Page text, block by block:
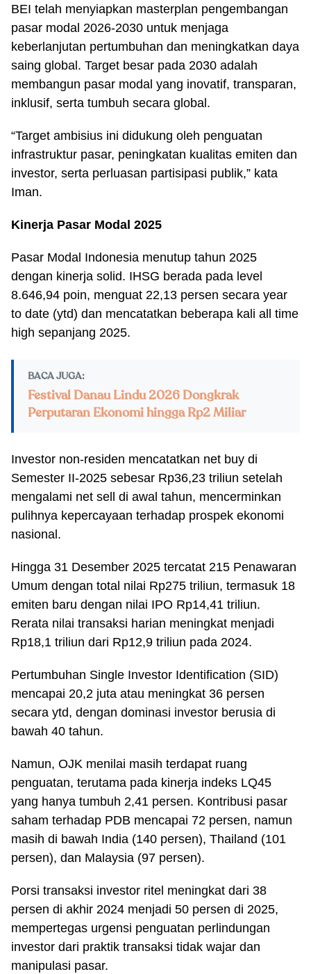
BEI telah menyiapkan masterplan pengembangan
pasar modal 2026-2030 untuk menjaga
keberlanjutan pertumbuhan dan meningkatkan daya
saing global. Target besar pada 2030 adalah
membangun pasar modal yang inovatif, transparan,
inklusif, serta tumbuh secara global.
“Target ambisius ini didukung oleh penguatan
infrastruktur pasar, peningkatan kualitas emiten dan
investor, serta perluasan partisipasi publik,” kata
Iman.
Kinerja Pasar Modal 2025
Pasar Modal Indonesia menutup tahun 2025
dengan kinerja solid. IHSG berada pada level
8.646,94 poin, menguat 22,13 persen secara year
to date (ytd) dan mencatatkan beberapa kali all time
high sepanjang 2025.
BACA JUGA:
Festival Danau Lindu 2026 Dongkrak
Perputaran Ekonomi hingga Rp2 Miliar
Investor non-residen mencatatkan net buy di
Semester II-2025 sebesar Rp36,23 triliun setelah
mengalami net sell di awal tahun, mencerminkan
pulihnya kepercayaan terhadap prospek ekonomi
nasional.
Hingga 31 Desember 2025 tercatat 215 Penawaran
Umum dengan total nilai Rp275 triliun, termasuk 18
emiten baru dengan nilai IPO Rp14,41 triliun.
Rerata nilai transaksi harian meningkat menjadi
Rp18,1 triliun dari Rp12,9 triliun pada 2024.
Pertumbuhan Single Investor Identification (SID)
mencapai 20,2 juta atau meningkat 36 persen
secara ytd, dengan dominasi investor berusia di
bawah 40 tahun.
Namun, OJK menilai masih terdapat ruang
penguatan, terutama pada kinerja indeks LQ45
yang hanya tumbuh 2,41 persen. Kontribusi pasar
saham terhadap PDB mencapai 72 persen, namun
masih di bawah India (140 persen), Thailand (101
persen), dan Malaysia (97 persen).
Porsi transaksi investor ritel meningkat dari 38
persen di akhir 2024 menjadi 50 persen di 2025,
mempertegas urgensi penguatan perlindungan
investor dari praktik transaksi tidak wajar dan
manipulasi pasar.